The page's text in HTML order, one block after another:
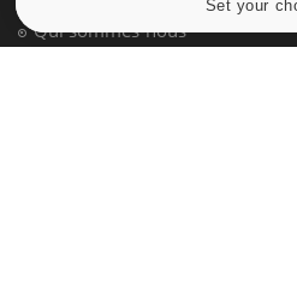
Qui sommes-nous
Set your